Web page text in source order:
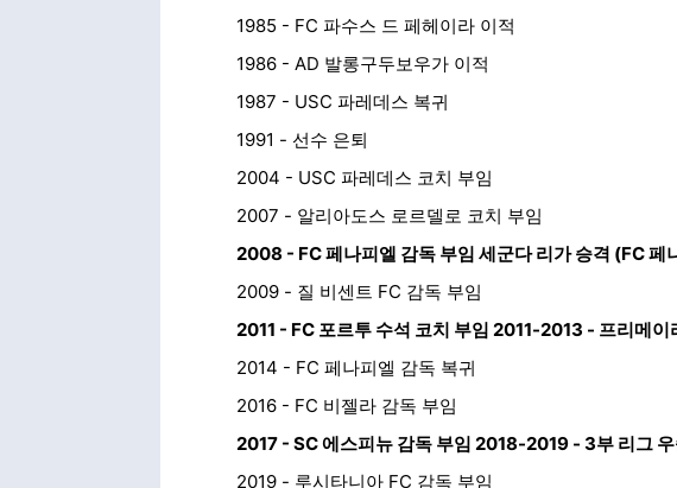
1985 - FC 파수스 드 페헤이라 이적
1986 - AD 발롱구두보우가 이적
1987 - USC 파레데스 복귀
1991 - 선수 은퇴
2004 - USC 파레데스 코치 부임
2007 - 알리아도스 로르델로 코치 부임
2008 - FC 페나피엘 감독 부임 세군다 리가 승격 (FC 페
2009 - 질 비센트 FC 감독 부임
2011 - FC 포르투 수석 코치 부임 2011-2013 - 프리메이
2014 - FC 페나피엘 감독 복귀
2016 - FC 비젤라 감독 부임
2017 - SC 에스피뉴 감독 부임 2018-2019 - 3부 리그
2019 - 루시타니아 FC 감독 부임